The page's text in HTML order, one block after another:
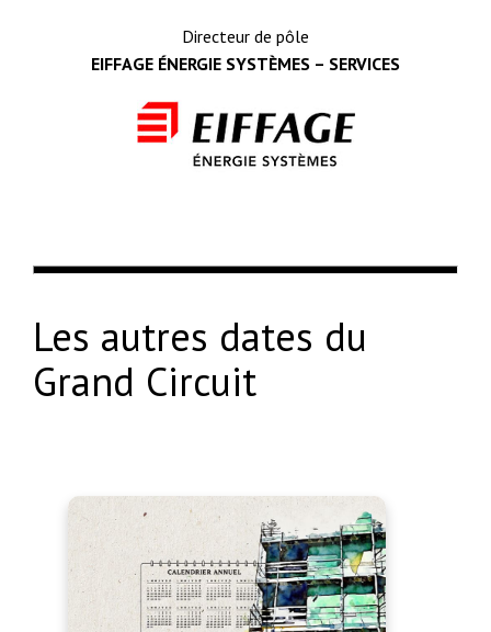
Directeur de pôle
EIFFAGE ÉNERGIE SYSTÈMES – SERVICES
Les autres dates du
Grand Circuit